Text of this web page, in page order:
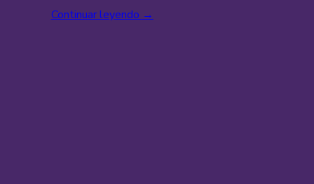
Continuar leyendo →